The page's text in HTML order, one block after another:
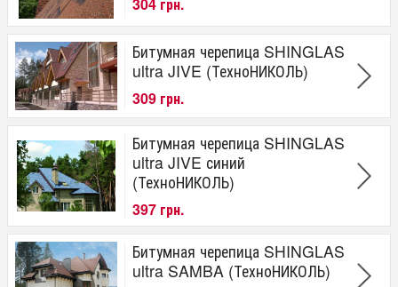
304 грн.
Битумная черепица SHINGLAS
ultra JIVE (ТехноНИКОЛЬ)
309 грн.
Битумная черепица SHINGLAS
ultra JIVE синий
(ТехноНИКОЛЬ)
397 грн.
Битумная черепица SHINGLAS
ultra SAMBA (ТехноНИКОЛЬ)